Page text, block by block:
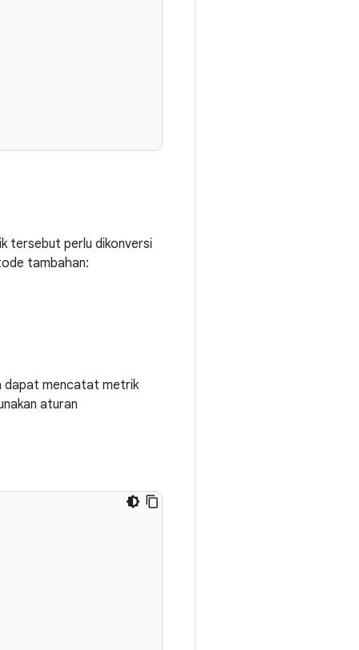
tersebut perlu dikonversi
tambahan:
dapat mencatat metrik
aturan